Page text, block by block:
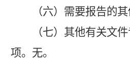
（六）需要报告的其
（七）其他有关文
项。 无。